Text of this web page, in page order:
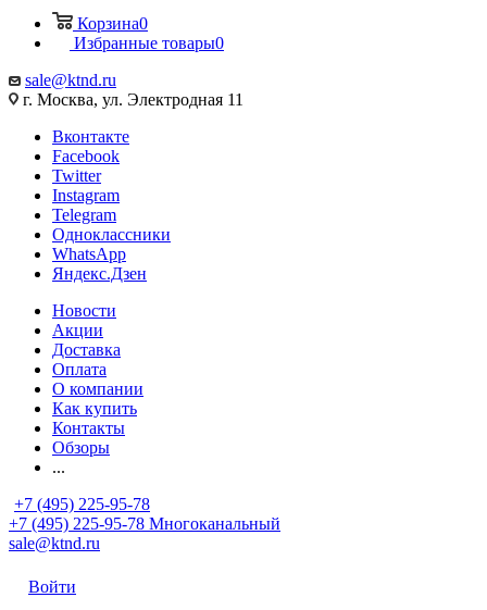
Корзина0
Избранные товары0
sale@ktnd.ru
г. Москва, ул. Электродная 11
Вконтакте
Facebook
Twitter
Instagram
Telegram
Одноклассники
WhatsApp
Яндекс.Дзен
Новости
Акции
Доставка
Оплата
О компании
Как купить
Контакты
Обзоры
...
+7 (495) 225-95-78
+7 (495) 225-95-78 Многоканальный
sale@ktnd.ru
Войти